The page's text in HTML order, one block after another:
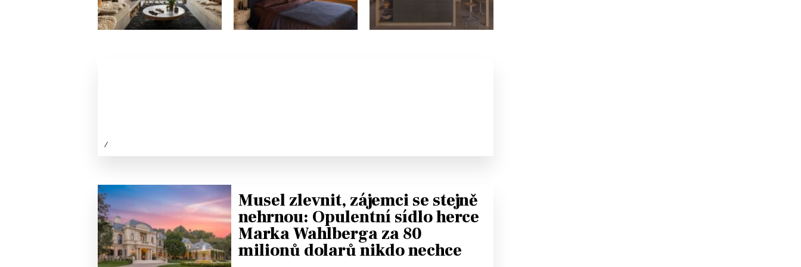
/
Musel zlevnit, zájemci se stejně
nehrnou: Opulentní sídlo herce
Marka Wahlberga za 80
milionů dolarů nikdo nechce